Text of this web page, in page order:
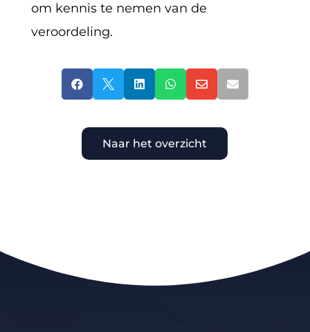
om kennis te nemen van de
veroordeling.
     
Naar het overzicht